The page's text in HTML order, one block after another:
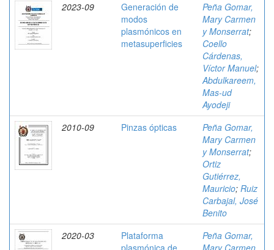
2023-09
Generación de
modos
plasmónicos en
metasuperficies
Peña Gomar,
Mary Carmen
y Monserrat;
Coello
Cárdenas,
Víctor Manuel;
Abdulkareem,
Mas-ud
Ayodeji
2010-09
Pinzas ópticas
Peña Gomar,
Mary Carmen
y Monserrat;
Ortiz
Gutiérrez,
Mauricio; Ruiz
Carbajal, José
Benito
2020-03
Plataforma
plasmónica de
Peña Gomar,
Mary Carmen